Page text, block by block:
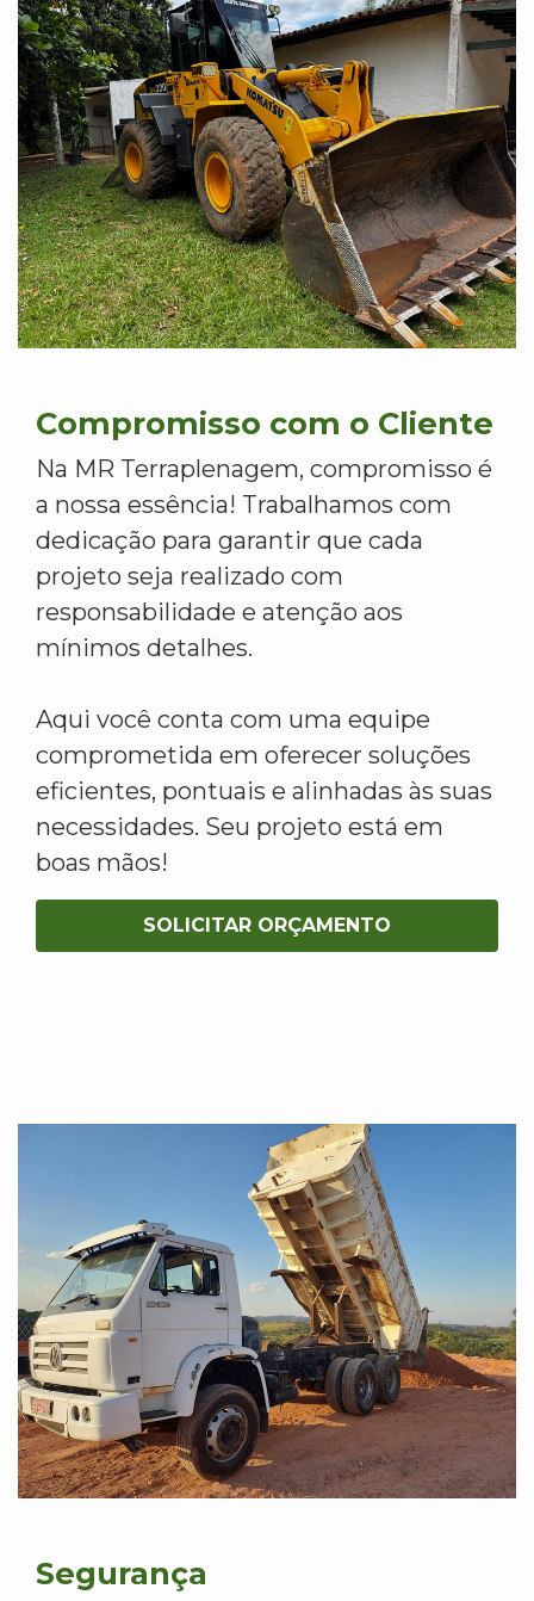
Compromisso com o Cliente
Na MR Terraplenagem, compromisso é
a nossa essência! Trabalhamos com
dedicação para garantir que cada
projeto seja realizado com
responsabilidade e atenção aos
mínimos detalhes.
Aqui você conta com uma equipe
comprometida em oferecer soluções
eficientes, pontuais e alinhadas às suas
necessidades. Seu projeto está em
boas mãos!
SOLICITAR ORÇAMENTO
Segurança